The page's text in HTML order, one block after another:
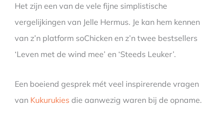
Het zijn een van de vele fijne simplistische
vergelijkingen van Jelle Hermus. Je kan hem kennen
van z’n platform soChicken en z’n twee bestsellers
‘Leven met de wind mee’ en ‘Steeds Leuker’.
Een boeiend gesprek mét veel inspirerende vragen
van Kukurukies die aanwezig waren bij de opname.